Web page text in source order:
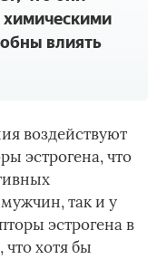
химическими
влиять
воздействуют
эстрогена, что
так и у
эстрогена в
хотя бы